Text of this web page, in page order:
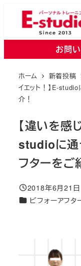
ン
お問
ホーム 新着投稿
イエット！】E-
介！
【違いを感
studioに通
フターをご
投稿日
2018年6月21日
カテゴリー
ビフォーアフタ